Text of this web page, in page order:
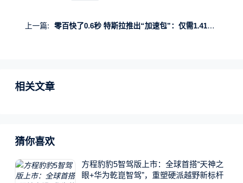
上一篇: 零百快了0.6秒 特斯拉推出“加速包”：仅需1.41万可解锁
相关文章
猜你喜欢
方程豹豹5智驾版上市：全球首搭“天神之
眼+华为乾崑智驾”，重塑硬派越野新标杆